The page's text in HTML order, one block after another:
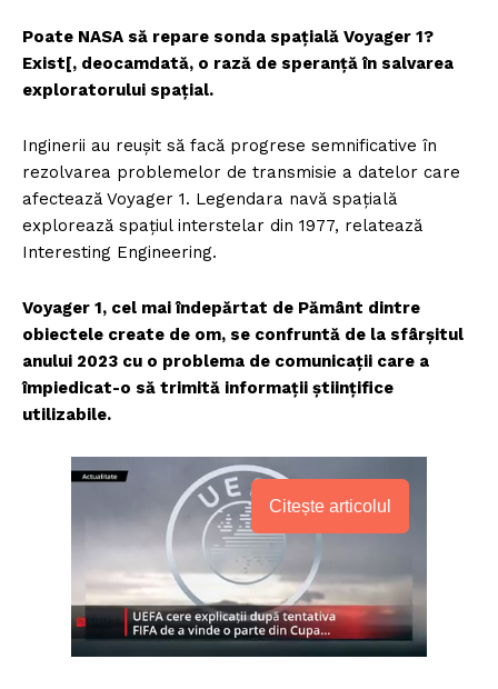
Poate NASA să repare sonda spațială Voyager 1?
Exist[, deocamdată, o rază de speranță în salvarea
exploratorului spațial.
Inginerii au reușit să facă progrese semnificative în
rezolvarea problemelor de transmisie a datelor care
afectează Voyager 1. Legendara navă spațială
explorează spațiul interstelar din 1977, relatează
Interesting Engineering.
Voyager 1, cel mai îndepărtat de Pământ dintre
obiectele create de om, se confruntă de la sfârșitul
anului 2023 cu o problema de comunicații care a
împiedicat-o să trimită informații științifice
utilizabile.
Citește articolul